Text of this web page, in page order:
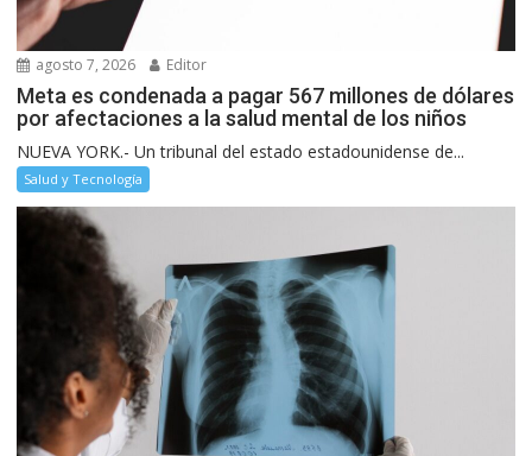
agosto 7, 2026 Editor
Meta es condenada a pagar 567 millones de dólares
por afectaciones a la salud mental de los niños
NUEVA YORK.- Un tribunal del estado estadounidense de...
Salud y Tecnología